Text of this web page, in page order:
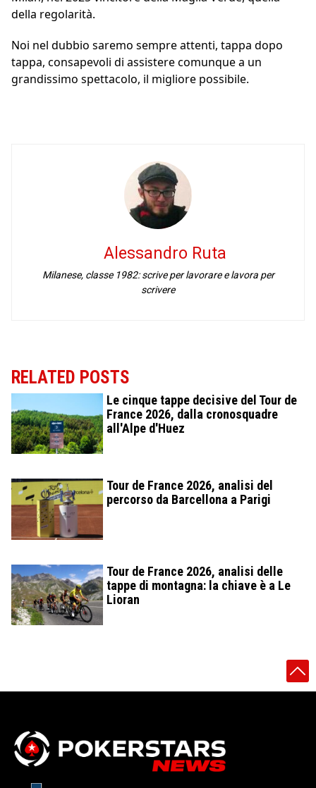
della regolarità.
Noi nel dubbio saremo sempre attenti, tappa dopo
tappa, consapevoli di assistere comunque a un
grandissimo spettacolo, il migliore possibile.
Alessandro Ruta
Milanese, classe 1982: scrive per lavorare e lavora per
scrivere
RELATED POSTS
Le cinque tappe decisive del Tour de
France 2026, dalla cronosquadre
all'Alpe d'Huez
Tour de France 2026, analisi del
percorso da Barcellona a Parigi
Tour de France 2026, analisi delle
tappe di montagna: la chiave è a Le
Lioran